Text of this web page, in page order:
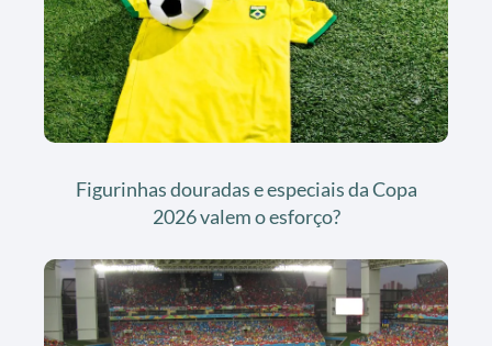
Figurinhas douradas e especiais da Copa
2026 valem o esforço?